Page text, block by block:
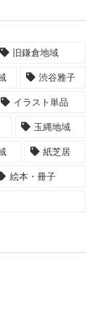
旧鎌倉地域
渋谷雅子
イラスト単品
玉縄地域
紙芝居
絵本・冊子